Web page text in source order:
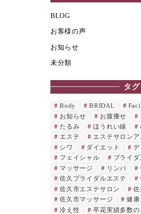
BLOG
お客様の声
お知らせ
未分類
タグ
Body BRIDAL
お知らせ
お腹痩せ
たるみ
ほうれい線
エステ
エステサロンア
シワ
ダイエット
デ
フェイシャル
ブライ
マッサージ
リンパ
佐久ブライダルエステ
佐久市エステサロン
佐
佐久市マッサージ
健康
冷え性
卒花実績多数